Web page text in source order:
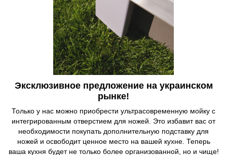
Эксклюзивное предложение на украинском
рынке!
Только у нас можно приобрести ультрасовременную мойку с
интегрированным отверстием для ножей. Это избавит вас от
необходимости покупать дополнительную подставку для
ножей и освободит ценное место на вашей кухне. Теперь
ваша кухня будет не только более организованной, но и чище!